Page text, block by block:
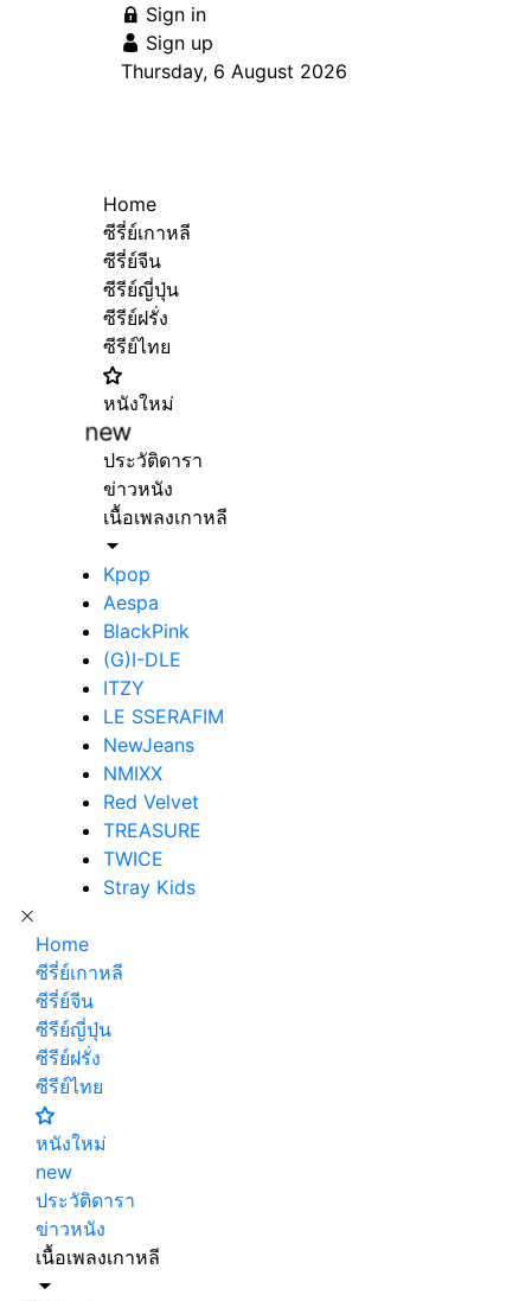
Sign in
Sign up
Thursday, 6 August 2026
Home
ซีรี่ย์เกาหลี
ซีรี่ย์จีน
ซีรีย์ญี่ปุ่น
ซีรีย์ฝรั่ง
ซีรีย์ไทย
หนังใหม่
new
ประวัติดารา
ข่าวหนัง
เนื้อเพลงเกาหลี
Kpop
Aespa
BlackPink
(G)I-DLE
ITZY
LE SSERAFIM
NewJeans
NMIXX
Red Velvet
TREASURE
TWICE
Stray Kids
Home
ซีรี่ย์เกาหลี
ซีรี่ย์จีน
ซีรีย์ญี่ปุ่น
ซีรีย์ฝรั่ง
ซีรีย์ไทย
หนังใหม่
new
ประวัติดารา
ข่าวหนัง
เนื้อเพลงเกาหลี